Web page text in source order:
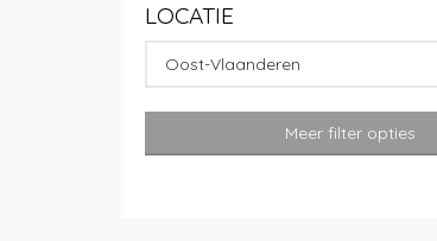
LOCATIE
Oost-Vlaanderen
Meer filter opties